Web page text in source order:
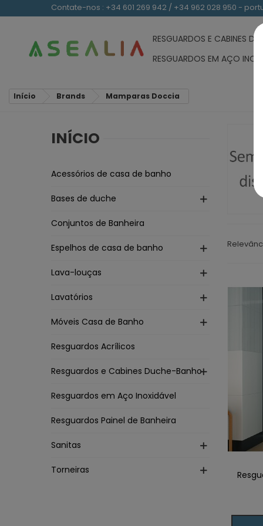
Contate-nos : +34 601 269 942 / +34 962 028 950 -
RESGUARDOS E CABINES
RESGUARDOS EM AÇO
Início Brands Mamparas Doccia
INÍCIO
Acessórios de casa de banho
Bases de duche
Conjuntos de Banheira
Espelhos de casa de banho
Lava-louças
Lavatórios
Móveis Casa de Banho
Resguardos Acrílicos
Resguardos e Cabines Duche-Banho
Resguardos em Aço Inoxidável
Resguardos Painel de Banheira
Sanitas
Torneiras